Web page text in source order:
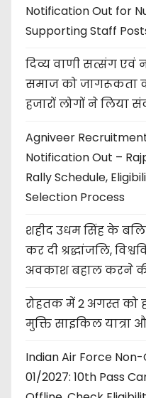
Notification Out for
Supporting Staff
दिव्य वाणी सत्संग एवं
समाज को जागरूकता
हजारों लोगों ने लिया
Agniveer
Notification Out –
Rally Schedule,
Selection Process
शहीद उधम सिंह के
कर दी श्रद्धांजलि,
अवकाश बहाल करने
रोहतक में 2 अगस्त को
मुक्ति साइकिल यात्रा
Indian Air Force
01/2027: 10th Pass